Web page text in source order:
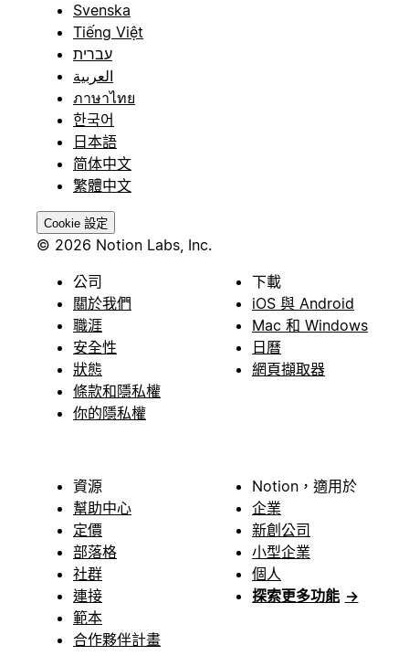
Svenska
Tiếng Việt
עברית
العربية
ภาษาไทย
한국어
日本語
简体中文
繁體中文
Cookie 設定
© 2026 Notion Labs, Inc.
公司
關於我們
職涯
安全性
狀態
條款和隱私權
你的隱私權
下載
iOS 與 Android
Mac 和 Windows
日曆
網頁擷取器
資源
幫助中心
定價
部落格
社群
連接
範本
合作夥伴計畫
Notion，適用於
企業
新創公司
小型企業
個人
探索更多功能 →